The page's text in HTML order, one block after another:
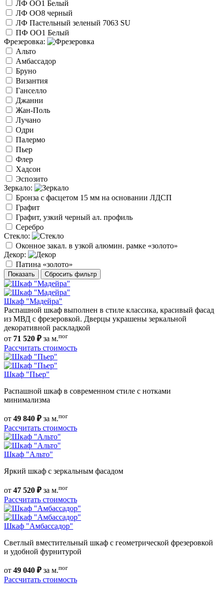
ЛФ ОО1 Белый
ЛФ ОО8 черный
ЛФ Пастельный зеленый 7063 SU
ПФ ОО1 Белый
Фрезеровка:
Альто
Амбассадор
Бруно
Византия
Ганселло
Джанни
Жан-Поль
Лучано
Одри
Палермо
Пьер
Флер
Хадсон
Эспозито
Зеркало:
Бронза с фасцетом 15 мм на основании ЛДСП
Графит
Графит, узкий черный ал. профиль
Серебро
Стекло:
Оконное закал. в узкой алюмин. рамке «золото»
Декор:
Патина «золото»
Показать Сбросить фильтр
Шкаф "Мадейра"
Распашной шкаф выполнен в стиле классика, красивый фасад
из МВД с фрезеровкой. Дверцы украшены зеркальной
декоративной раскладкой
от 71 520 ₽за м.пог
Рассчитать стоимость
Шкаф "Пьер"
Распашной шкаф в современном стиле с нотками
минимализма
от 49 840 ₽за м.пог
Рассчитать стоимость
Шкаф "Альто"
Яркий шкаф с зеркальным фасадом
от 47 520 ₽за м.пог
Рассчитать стоимость
Шкаф "Амбассадор"
Светлый вместительный шкаф с геометрической фрезеровкой
и удобной фурнитурой
от 49 040 ₽за м.пог
Рассчитать стоимость